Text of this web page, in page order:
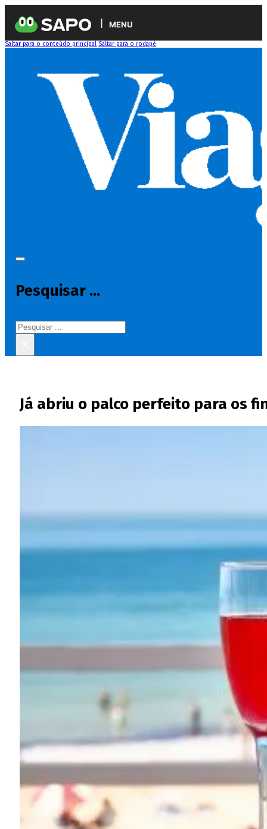
MENU
Saltar para o conteúdo principal Saltar para o rodapé
Pesquisar ...
Pesquisar
Já abriu o palco perfeito para os